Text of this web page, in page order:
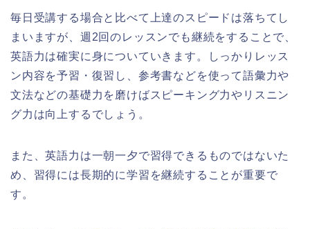
毎日受講する場合と比べて上達のスピードは落ちてし
まいますが、週2回のレッスンでも継続をすることで、
英語力は確実に身についていきます。しっかりレッス
ン内容を予習・復習し、参考書などを使って語彙力や
文法などの基礎力を磨けばスピーキング力やリスニン
グ力は向上するでしょう。
また、英語力は一朝一夕で習得できるものではないた
め、習得には長期的に学習を継続することが重要で
す。